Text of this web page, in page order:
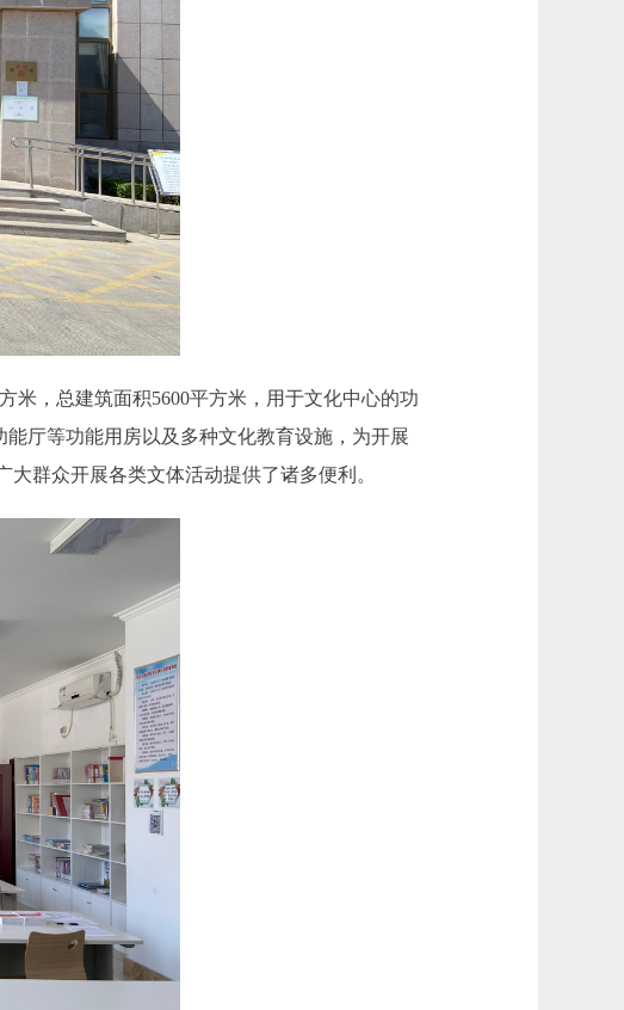
，总建筑面积5600平方米，用于文化中心的功
厅等功能用房以及多种文化教育设施，为开展
群众开展各类文体活动提供了诸多便利。